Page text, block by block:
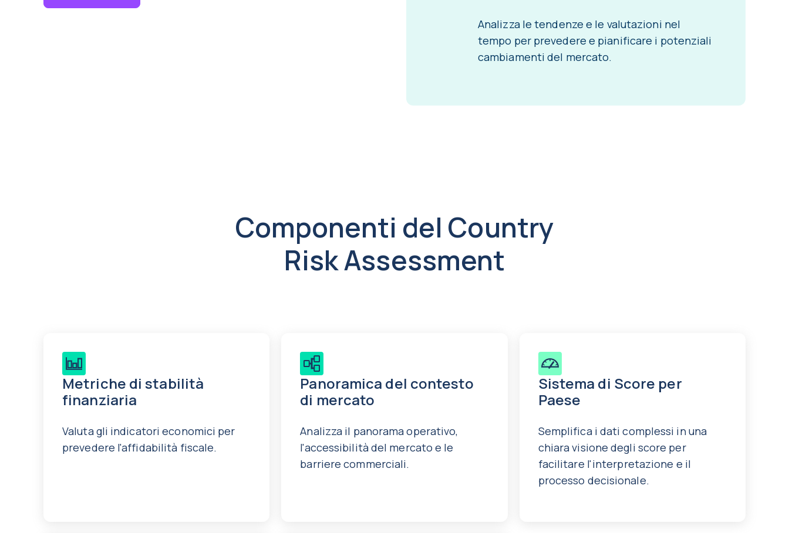
Analizza le tendenze e le valutazioni nel
tempo per prevedere e pianificare i potenziali
cambiamenti del mercato.
Componenti del Country
Risk Assessment
Metriche di stabilità
finanziaria
Valuta gli indicatori economici per
prevedere l'affidabilità fiscale.
Panoramica del contesto
di mercato
Analizza il panorama operativo,
l'accessibilità del mercato e le
barriere commerciali.
Sistema di Score per
Paese
Semplifica i dati complessi in una
chiara visione degli score per
facilitare l'interpretazione e il
processo decisionale.